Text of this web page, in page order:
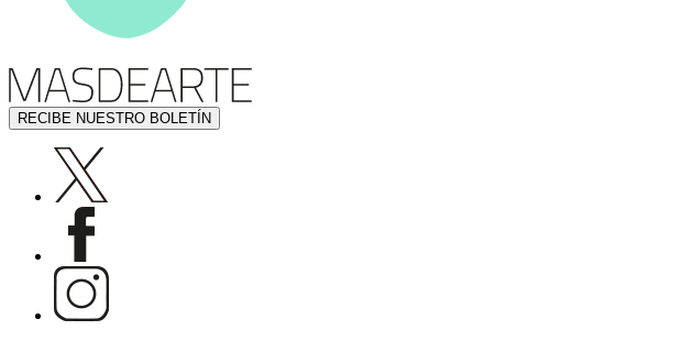
RECIBE NUESTRO BOLETÍN